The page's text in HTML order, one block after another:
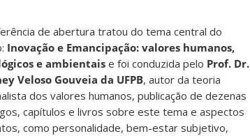
de abertura tratou do tema central do
Inovação e Emancipação: valores humanos,
e ambientais e foi conduzida pelo Prof. Dr.
Veloso Gouveia da UFPB, autor da teoria
dos valores humanos, publicação de dezenas
capítulos e livros sobre este tema e aspectos
como personalidade, bem-estar subjetivo,